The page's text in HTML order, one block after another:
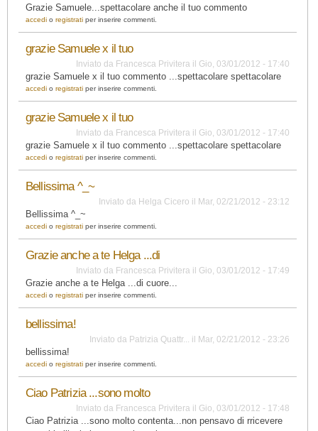
Grazie Samuele...spettacolare anche il tuo commento
accedi o registrati per inserire commenti.
grazie Samuele x il tuo
Inviato da Francesca Privitera il Gio, 03/01/2012 - 17:40
grazie Samuele x il tuo commento ...spettacolare spettacolare
accedi o registrati per inserire commenti.
grazie Samuele x il tuo
Inviato da Francesca Privitera il Gio, 03/01/2012 - 17:40
grazie Samuele x il tuo commento ...spettacolare spettacolare
accedi o registrati per inserire commenti.
Bellissima ^_~
Inviato da Helga Cicero il Mar, 02/21/2012 - 23:12
Bellissima ^_~
accedi o registrati per inserire commenti.
Grazie anche a te Helga ...di
Inviato da Francesca Privitera il Gio, 03/01/2012 - 17:49
Grazie anche a te Helga ...di cuore...
accedi o registrati per inserire commenti.
bellissima!
Inviato da Patrizia Quattr... il Mar, 02/21/2012 - 23:26
bellissima!
accedi o registrati per inserire commenti.
Ciao Patrizia ...sono molto
Inviato da Francesca Privitera il Gio, 03/01/2012 - 17:48
Ciao Patrizia ...sono molto contenta...non pensavo di rricevere